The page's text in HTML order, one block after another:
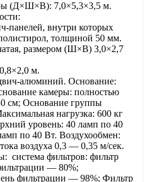
(Д×Ш×В): 7,0×5,3×3,5 м.
панелей, внутри которых
толщиной 50 мм.
размером (Ш×В) 3,0×2,7
м.
алюминий. Основание:
камеры: полностью
см; Основание группы
нагрузка: 600 кг
уровень: 40 ламп по 40
по 40 Вт. Воздухообмен:
воздуха 0,3 ― 0,35 м/сек.
система фильтров: фильтр
― 80%;
фильтрации ― 98%; Фильтр